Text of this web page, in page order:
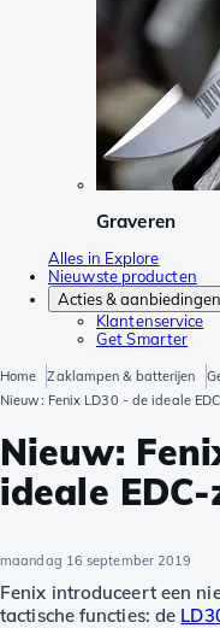
Graveren
Alles in Explore
Nieuwste producten
Acties & aanbiedingen
Klantenservice
Get Smarter
Home Zaklampen & batterijen
Nieuw: Fenix LD30 - de ideale
Nieuw:
ideale
maandag 16 september 2019
Fenix introduceert een
tactische functies: de